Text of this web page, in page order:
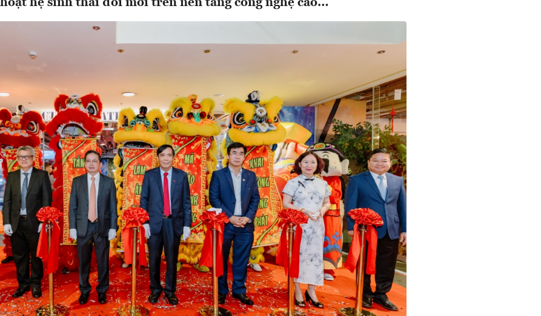
hệ sinh thái đổi mới trên nền tảng công nghệ cao…